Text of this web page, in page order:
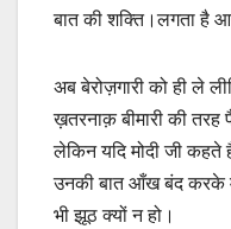
बात की शक्ति।लगता है
अब बेरोज़गारी को ही ले
ख़तरनाक़ बीमारी की तरह
लेकिन यदि मोदी जी कहते
उनकी बात आँख बंद करके
भी झूठ क्यों न हो।